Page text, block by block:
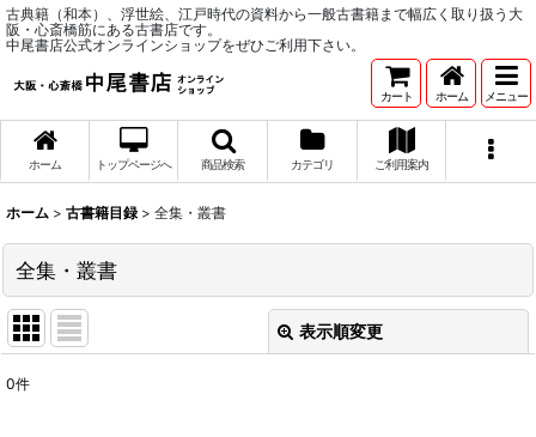
古典籍（和本）、浮世絵、江戸時代の資料から一般古書籍まで幅広く取り扱う大
阪・心斎橋筋にある古書店です。
中尾書店公式オンラインショップをぜひご利用下さい。
カート ホーム メニュー
ホーム トップページへ 商品検索 カテゴリ ご利用案内
ホーム > 古書籍目録 > 全集・叢書
全集・叢書
表示順変更
0件